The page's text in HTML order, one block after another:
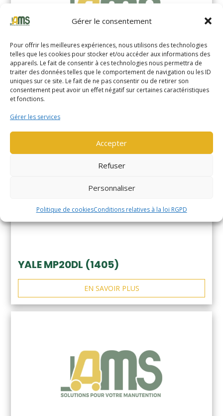
Gérer le consentement
Pour offrir les meilleures expériences, nous utilisons des technologies
telles que les cookies pour stocker et/ou accéder aux informations des
appareils. Le fait de consentir à ces technologies nous permettra de
traiter des données telles que le comportement de navigation ou les ID
uniques sur ce site. Le fait de ne pas consentir ou de retirer son
consentement peut avoir un effet négatif sur certaines caractéristiques
et fonctions.
Gérer les services
Accepter
Refuser
Personnaliser
Politique de cookiesConditions relatives à la loi RGPD
YALE MS14XIL (2510)
YALE MP20DL (1405)
EN SAVOIR PLUS